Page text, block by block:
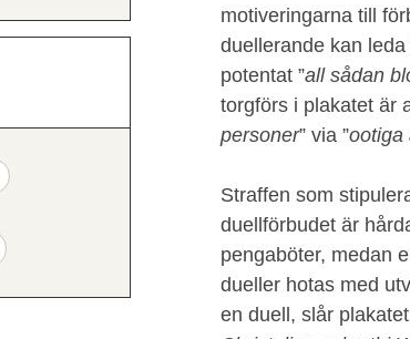
motiveringarna till
duellerande kan
potentat ”all sådan
torgförs i plakatet är
personer” via ”ootiga
Straffen som
duellförbudet är
pengaböter, medan
dueller hotas med
en duell, slår